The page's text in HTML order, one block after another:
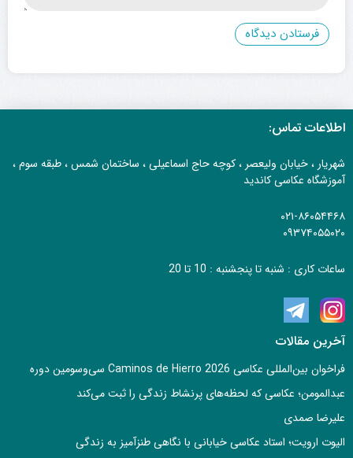
اطلاعات تماس:
شهریار ، خیابان ولیعصر ، کوچه حاج اسماعیلی ، ساختمان شمس ، طبقه سوم ،
آموزشگاه عکاسی کاندید
۰۲۱-۸۶۰۵۴۴۶۸
۰۹۳۷۴۰۵۵۰۲۰
ساعات کاری : شنبه تا پنجشنبه : 10 تا 20
آخرین مقالات
فراخوان بین‌المللی عکاسی Caminos de Hierro 2026 سی‌وسومین دوره
عبدالمومن؛ عکاسی که لحظه‌های پرنشاط زندگی را ثبت می‌کند
علیرضا صمدی
الیوت ارویت؛ استاد عکاسی خیابانی با نگاهی طنزآمیز به زندگی